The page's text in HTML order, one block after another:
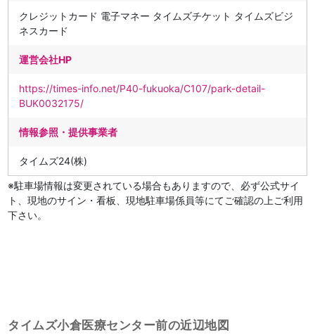
クレジットカード 電子マネー タイムズチケット タイムズビジ
ネスカード
運営会社HP
https://times-info.net/P40-fukuoka/C107/park-detail-
BUK0032175/
情報参照・提供事業者
タイムズ24(株)
※駐車場情報は変更されている場合もありますので、必ず公式サイ
ト、現地のサイン・看板、現地駐車場係員等にてご確認の上ご利用
下さい。
タイムズ小倉医療センター前の近辺地図